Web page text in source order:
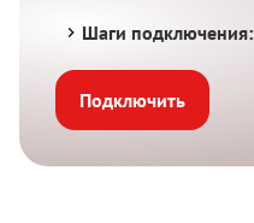
Шаги подключения:
Подключить